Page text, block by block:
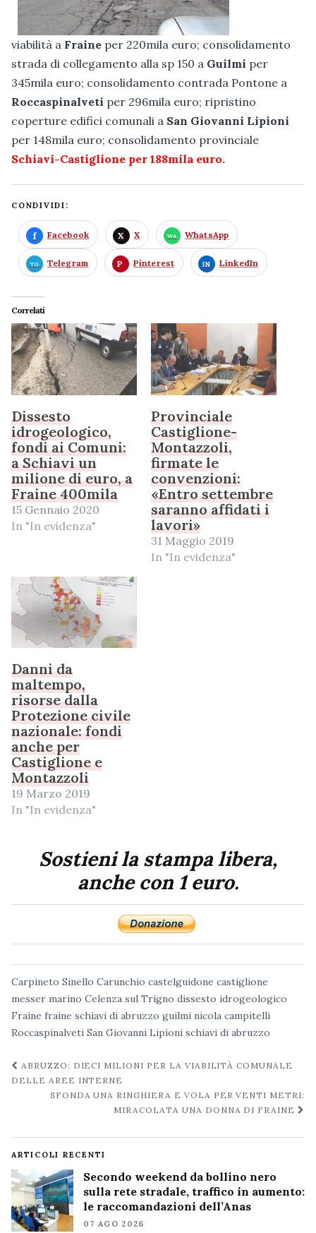
viabilità a Fraine per 220mila euro; consolidamento
strada di collegamento alla sp 150 a Guilmi per
345mila euro; consolidamento contrada Pontone a
Roccaspinalveti per 296mila euro; ripristino
coperture edifici comunali a San Giovanni Lipioni
per 148mila euro; consolidamento provinciale
Schiavi-Castiglione per 188mila euro.
CONDIVIDI:
Facebook X WhatsApp
Telegram Pinterest LinkedIn
Correlati
Dissesto
idrogeologico,
fondi ai Comuni:
a Schiavi un
milione di euro, a
Fraine 400mila
15 Gennaio 2020
In "In evidenza"
Provinciale
Castiglione-
Montazzoli,
firmate le
convenzioni:
«Entro settembre
saranno affidati i
lavori»
31 Maggio 2019
In "In evidenza"
Danni da
maltempo,
risorse dalla
Protezione civile
nazionale: fondi
anche per
Castiglione e
Montazzoli
19 Marzo 2019
In "In evidenza"
Sostieni la stampa libera,
anche con 1 euro.
Carpineto Sinello Carunchio castelguidone castiglione
messer marino Celenza sul Trigno dissesto idrogeologico
Fraine fraine schiavi di abruzzo guilmi nicola campitelli
Roccaspinalveti San Giovanni Lipioni schiavi di abruzzo
Navigazione
post
ABRUZZO: DIECI MILIONI PER LA VIABILITÀ COMUNALE
DELLE AREE INTERNE
SFONDA UNA RINGHIERA E VOLA PER VENTI METRI:
MIRACOLATA UNA DONNA DI FRAINE
ARTICOLI RECENTI
Secondo weekend da bollino nero
sulla rete stradale, traffico in aumento:
le raccomandazioni dell’Anas
07 AGO 2026